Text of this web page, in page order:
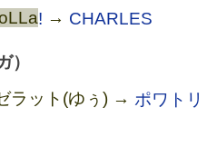
! → CHARLES
）
ラット(ゆぅ) → ポワトリ